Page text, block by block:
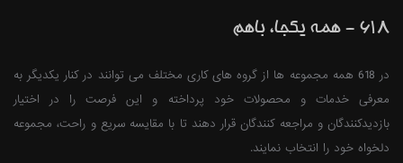
618 - همه یکجا، باهم
در 618 همه مجموعه ها از گروه های کاری مختلف می توانند در کنار یکدیگر به
معرفی خدمات و محصولات خود پرداخته و این فرصت را در اختیار
بازدیدکنندگان و مراجعه کنندگان قرار دهند تا با مقایسه سریع و راحت، مجموعه
دلخواه خود را انتخاب نمایند.